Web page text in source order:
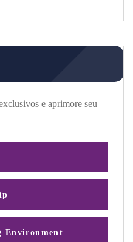
e aprimore seu
Environment